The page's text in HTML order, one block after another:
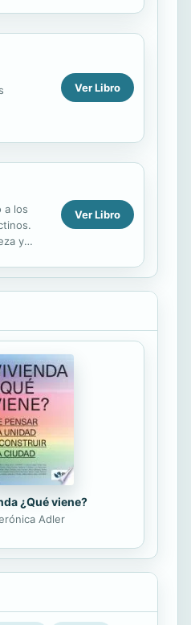
Ver Libro
a los
y
Ver Libro
¿Qué viene?
Adler